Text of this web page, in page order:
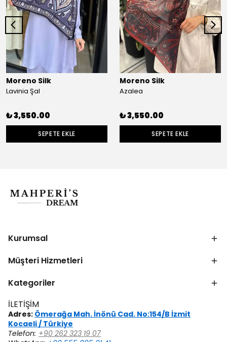
Moreno Silk
Lavinia Şal
₺ 3,550.00
SEPETE EKLE
Moreno Silk
Azalea
₺ 3,550.00
SEPETE EKLE
Kurumsal
Müşteri Hizmetleri
Kategoriler
İLETİŞİM
Adres: Ömerağa Mah. İnönü Cad. No:154/B İzmit
Kocaeli / Türkiye
Telefon: +90 262 323 19 07